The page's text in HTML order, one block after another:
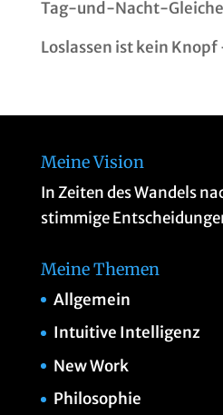
Tag-und-Nacht-Gleiche
Loslassen ist kein
Meine Vision
In Zeiten des Wandels
stimmige
Meine Themen
Allgemein
Intuitive Intelligenz
New Work
Philosophie